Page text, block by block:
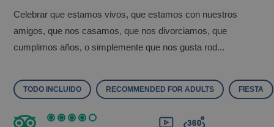
Celebrar que estamos vivos, que estamos con nuestros
amigos, que nos casamos, que nos divorciamos, que
cumplimos años, o simplemente que nos gusta rod...
TODO INCLUIDO RECOMMENDED FOR ADULTS FIESTA